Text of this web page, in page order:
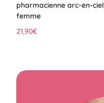
pharmacienne arc-en-ciel
femme
21,90€